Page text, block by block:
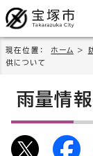
現在位置： ホーム >
供について
雨量情